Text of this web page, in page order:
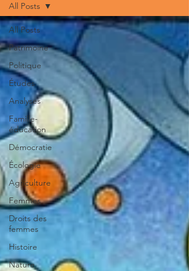
All Posts
Patrimoine
Politique
Études
Analyses
Famille-
éducation
Démocratie
Écologie
Agriculture
Femmes
Droits des
femmes
Histoire
Nature
All Posts